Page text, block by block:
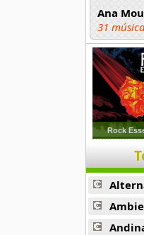
Ana
31
Ananga
21
Andre
18
12
Antonio
68
Rock